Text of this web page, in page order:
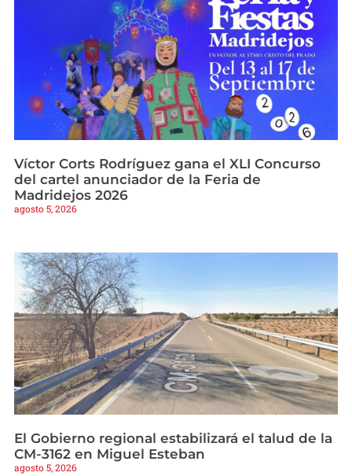
Víctor Corts Rodríguez gana el XLI Concurso
del cartel anunciador de la Feria de
Madridejos 2026
agosto 5, 2026
El Gobierno regional estabilizará el talud de la
CM-3162 en Miguel Esteban
agosto 5, 2026